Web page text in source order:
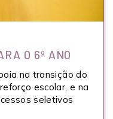
O 6º ANO
na transição do
escolar, e na
seletivos